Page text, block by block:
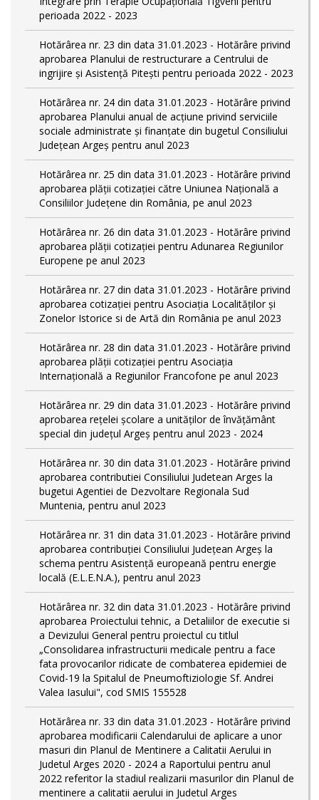
perioada 2022 - 2023
Hotărârea nr. 23 din data 31.01.2023 - Hotărâre privind
aprobarea Planului de restructurare a Centrului de
ingrijire şi Asistenţă Piteşti pentru perioada 2022 - 2023
Hotărârea nr. 24 din data 31.01.2023 - Hotărâre privind
aprobarea Planului anual de acţiune privind serviciile
sociale administrate şi finanţate din bugetul Consiliului
Judeţean Argeş pentru anul 2023
Hotărârea nr. 25 din data 31.01.2023 - Hotărâre privind
aprobarea plăţii cotizaţiei către Uniunea Naţională a
Consiliilor Judeţene din România, pe anul 2023
Hotărârea nr. 26 din data 31.01.2023 - Hotărâre privind
aprobarea plăţii cotizaţiei pentru Adunarea Regiunilor
Europene pe anul 2023
Hotărârea nr. 27 din data 31.01.2023 - Hotărâre privind
aprobarea cotizaţiei pentru Asociaţia Localităţilor şi
Zonelor Istorice si de Artă din România pe anul 2023
Hotărârea nr. 28 din data 31.01.2023 - Hotărâre privind
aprobarea plăţii cotizaţiei pentru Asociaţia
Internaţională a Regiunilor Francofone pe anul 2023
Hotărârea nr. 29 din data 31.01.2023 - Hotărâre privind
aprobarea reţelei şcolare a unităţilor de învăţământ
special din judeţul Argeş pentru anul 2023 - 2024
Hotărârea nr. 30 din data 31.01.2023 - Hotărâre privind
aprobarea contributiei Consiliului Judetean Arges la
bugetui Agentiei de Dezvoltare Regionala Sud
Muntenia, pentru anul 2023
Hotărârea nr. 31 din data 31.01.2023 - Hotărâre privind
aprobarea contribuției Consiliului Județean Argeș la
schema pentru Asistență europeană pentru energie
locală (E.L.E.N.A.), pentru anul 2023
Hotărârea nr. 32 din data 31.01.2023 - Hotărâre privind
aprobarea Proiectului tehnic, a Detaliilor de executie si
a Devizului General pentru proiectul cu titlul
„Consolidarea infrastructurii medicale pentru a face
fata provocarilor ridicate de combaterea epidemiei de
Covid-19 la Spitalul de Pneumoftiziologie Sf. Andrei
Valea Iasului", cod SMIS 155528
Hotărârea nr. 33 din data 31.01.2023 - Hotărâre privind
aprobarea modificarii Calendarului de aplicare a unor
masuri din Planul de Mentinere a Calitatii Aerului in
Judetul Arges 2020 - 2024 a Raportului pentru anul
2022 referitor la stadiul realizarii masurilor din Planul de
mentinere a calitatii aerului in Judetul Arges